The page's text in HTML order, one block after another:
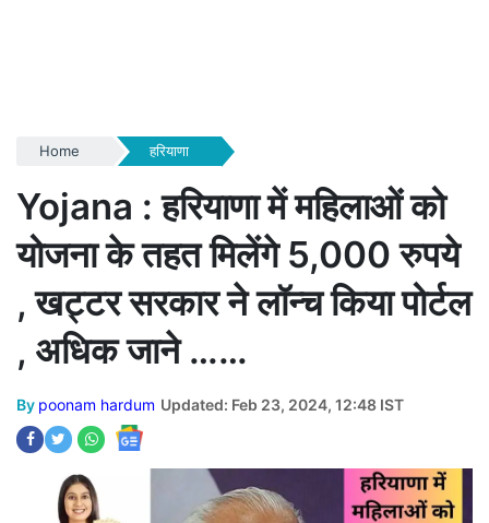
Home हरियाणा
Yojana : हरियाणा में महिलाओं को
योजना के तहत मिलेंगे 5,000 रुपये
, खट्टर सरकार ने लॉन्च किया पोर्टल
, अधिक जाने ……
By poonam hardum Updated: Feb 23, 2024, 12:48 IST